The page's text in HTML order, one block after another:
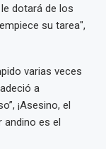
dotará de los
su tarea",
varias veces
a
¡Asesino, el
andino es el